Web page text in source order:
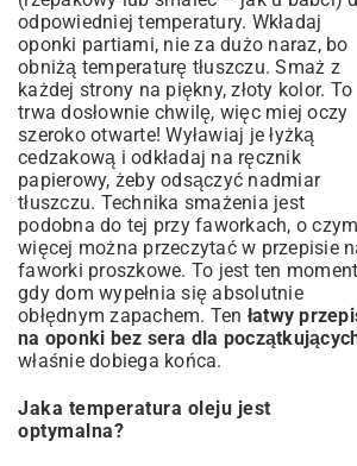
odpowiedniej temperatury. Wkładaj
oponki partiami, nie za dużo naraz, bo
obniżą temperaturę tłuszczu. Smaż z
każdej strony na piękny, złoty kolor. To
trwa dosłownie chwilę, więc miej oczy
szeroko otwarte! Wyławiaj je łyżką
cedzakową i odkładaj na ręcznik
papierowy, żeby odsączyć nadmiar
tłuszczu. Technika smażenia jest
podobna do tej przy faworkach, o czym
więcej można przeczytać w przepisie
faworki proszkowe. To jest ten
gdy dom wypełnia się absolutnie
obłędnym zapachem. Ten łatwy
na oponki bez sera dla
właśnie dobiega końca.
Jaka temperatura oleju jest
optymalna?